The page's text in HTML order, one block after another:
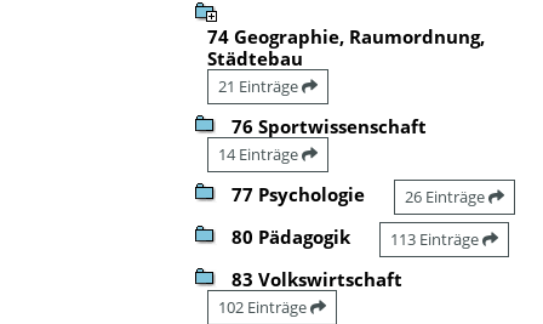
74 Geographie, Raumordnung,
Städtebau
21 Einträge
76 Sportwissenschaft
14 Einträge
77 Psychologie 26 Einträge
80 Pädagogik 113 Einträge
83 Volkswirtschaft
102 Einträge